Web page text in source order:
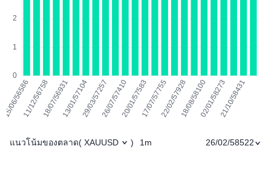
แนวโน้มของตลาด( XAUUSD ) 1m 26/02/58522